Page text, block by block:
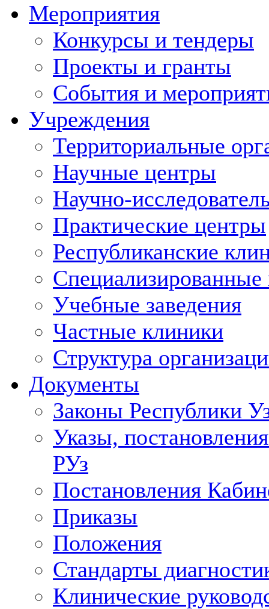
Мероприятия
Конкурсы и тендеры
Проекты и гранты
События и
Учреждения
Территориальные
Научные центры
Научно-
Практические центры
Республиканские
Учебные заведения
Частные клиники
Структура
Документы
Законы Республики
Указы,
РУз
Постановления
Приказы
Положения
Стандарты
Клинические